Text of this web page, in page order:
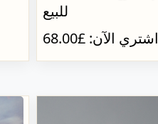
للبيع
اشتري الآن: £68.00